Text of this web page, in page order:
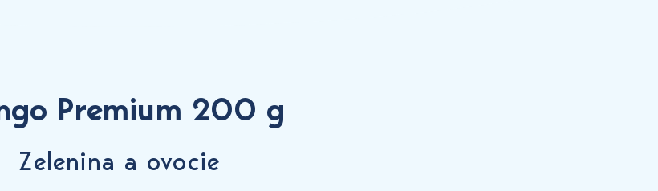
Premium 200 g
Zelenina a ovocie